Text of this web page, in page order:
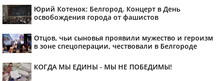
Юрий Котенок: Белгород. Концерт в День
освобождения города от фашистов
Отцов, чьи сыновья проявили мужество и героизм
в зоне спецоперации, чествовали в Белгороде
КОГДА МЫ ЕДИНЫ - МЫ НЕ ПОБЕДИМЫ!